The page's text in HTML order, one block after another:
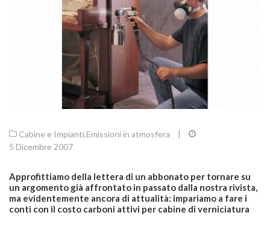
Cabine e Impianti,Emissioni in atmosfera
|
5 Dicembre 2007
Approfittiamo della lettera di un abbonato per tornare su
un argomento già affrontato in passato dalla nostra rivista,
ma evidentemente ancora di attualità: impariamo a fare i
conti con il costo carboni attivi per cabine di verniciatura